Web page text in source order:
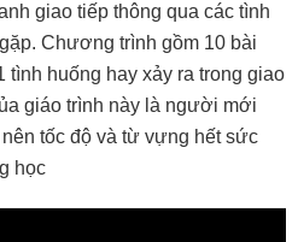
giao tiếp thông qua các tình
Chương trình gồm 10 bài
tình huống hay xảy ra trong giao
giáo trình này là người mới
tốc độ và từ vựng hết sức
học